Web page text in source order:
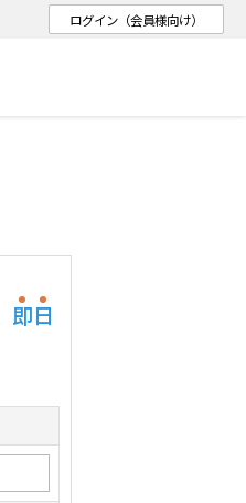
ログイン（会員様向け）
即日